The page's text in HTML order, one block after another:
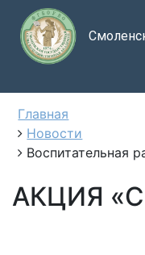
Главная
Новости
Воспитательная
АКЦИЯ